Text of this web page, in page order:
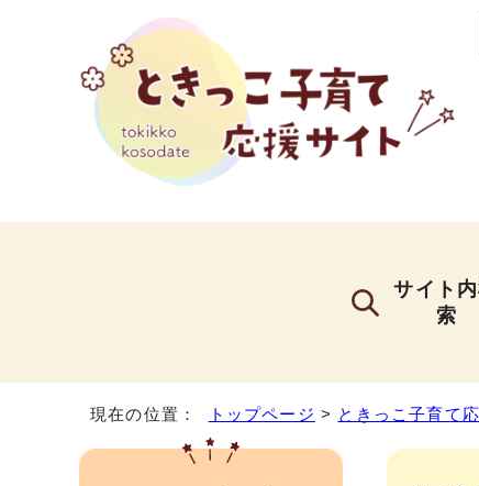
サイト
索
現在の位置： トップページ > ときっこ子育て